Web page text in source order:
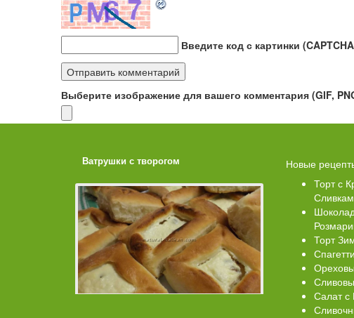
Введите код с картинки
Выберите изображение для вашего комментария (GIF,
Ватрушки с творогом Торт со Свеклой
Новые
Торт с
Торт
Салат с